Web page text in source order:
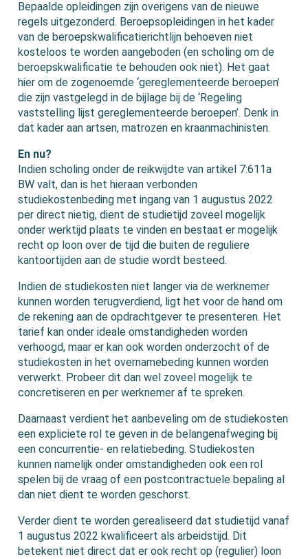
Bepaalde opleidingen zijn overigens van de nieuwe
regels uitgezonderd. Beroepsopleidingen in het kader
van de beroepskwalificatierichtlijn behoeven niet
kosteloos te worden aangeboden (en scholing om de
beroepskwalificatie te behouden ook niet). Het gaat
hier om de zogenoemde ‘gereglementeerde beroepen’
die zijn vastgelegd in de bijlage bij de ‘Regeling
vaststelling lijst gereglementeerde beroepen’. Denk in
dat kader aan artsen, matrozen en kraanmachinisten.
En nu?
Indien scholing onder de reikwijdte van artikel 7:611a
BW valt, dan is het hieraan verbonden
studiekostenbeding met ingang van 1 augustus 2022
per direct nietig, dient de studietijd zoveel mogelijk
onder werktijd plaats te vinden en bestaat er mogelijk
recht op loon over de tijd die buiten de reguliere
kantoortijden aan de studie wordt besteed.
Indien de studiekosten niet langer via de werknemer
kunnen worden terugverdiend, ligt het voor de hand om
de rekening aan de opdrachtgever te presenteren. Het
tarief kan onder ideale omstandigheden worden
verhoogd, maar er kan ook worden onderzocht of de
studiekosten in het overnamebeding kunnen worden
verwerkt. Probeer dit dan wel zoveel mogelijk te
concretiseren en per werknemer af te spreken.
Daarnaast verdient het aanbeveling om de studiekosten
een expliciete rol te geven in de belangenafweging bij
een concurrentie- en relatiebeding. Studiekosten
kunnen namelijk onder omstandigheden ook een rol
spelen bij de vraag of een postcontractuele bepaling al
dan niet dient te worden geschorst.
Verder dient te worden gerealiseerd dat studietijd vanaf
1 augustus 2022 kwalificeert als arbeidstijd. Dit
betekent niet direct dat er ook recht op (regulier) loon